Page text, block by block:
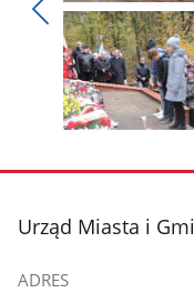
Pokaż
poprzednie
zdjęcia
Pokaż
zdjęcie
1
z
galerii.
galerii.
stopka
Urząd Miasta i
ADRES